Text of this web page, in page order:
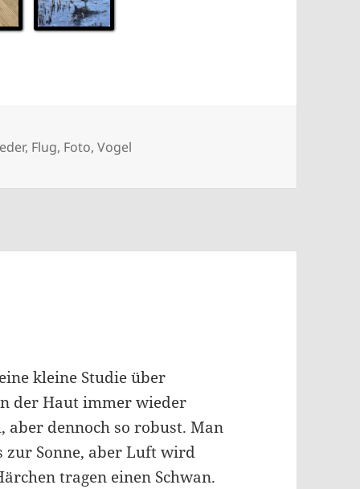
, Flug, Foto,Vogel
kleine Studie über
der Haut immer wieder
aber dennoch so robust. Man
Sonne, aber Luft wird
tragen einen Schwan.